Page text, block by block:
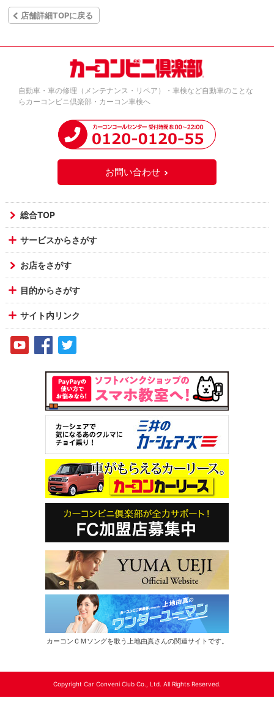
店舗詳細TOPに戻る
自動車・車の修理（メンテナンス・リペア）・車検など自動車のことな
らカーコンビニ倶楽部・カーコン車検へ
お問い合わせ
総合TOP
サービスからさがす
お店をさがす
目的からさがす
サイト内リンク
カーコンＣＭソングを歌う上地由真さんの関連サイトです。
Copyright Car Conveni Club Co., Ltd. All Rights Reserved.